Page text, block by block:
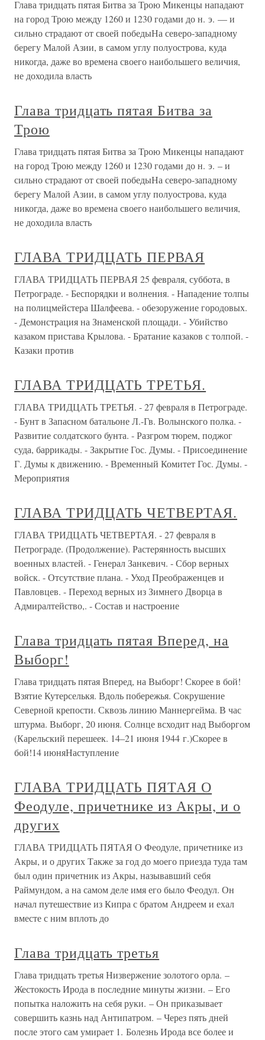
Глава тридцать пятая Битва за Трою Микенцы нападают
на город Трою между 1260 и 1230 годами до н. э. — и
сильно страдают от своей победыНа северо-западному
берегу Малой Азии, в самом углу полуострова, куда
никогда, даже во времена своего наибольшего величия,
не доходила власть
Глава тридцать пятая Битва за
Трою
Глава тридцать пятая Битва за Трою Микенцы нападают
на город Трою между 1260 и 1230 годами до н. э. – и
сильно страдают от своей победыНа северо-западному
берегу Малой Азии, в самом углу полуострова, куда
никогда, даже во времена своего наибольшего величия,
не доходила власть
ГЛАВА ТРИДЦАТЬ ПЕРВАЯ
ГЛАВА ТРИДЦАТЬ ПЕРВАЯ 25 февраля, суббота, в
Петрограде. - Беспорядки и волнения. - Нападение толпы
на полицмейстера Шалфеева. - обезоружение городовых.
- Демонстрация на Знаменской площади. - Убийство
казаком пристава Крылова. - Братание казаков с толпой. -
Казаки против
ГЛАВА ТРИДЦАТЬ ТРЕТЬЯ.
ГЛАВА ТРИДЦАТЬ ТРЕТЬЯ. - 27 февраля в Петрограде.
- Бунт в Запасном батальоне Л.-Гв. Волынского полка. -
Развитие солдатского бунта. - Разгром тюрем, поджог
суда, баррикады. - Закрытие Гос. Думы. - Присоединение
Г. Думы к движению. - Временный Комитет Гос. Думы. -
Мероприятия
ГЛАВА ТРИДЦАТЬ ЧЕТВЕРТАЯ.
ГЛАВА ТРИДЦАТЬ ЧЕТВЕРТАЯ. - 27 февраля в
Петрограде. (Продолжение). Растерянность высших
военных властей. - Генерал Занкевич. - Сбор верных
войск. - Отсутствие плана. - Уход Преображенцев и
Павловцев. - Переход верных из Зимнего Дворца в
Адмиралтейство,. - Состав и настроение
Глава тридцать пятая Вперед, на
Выборг!
Глава тридцать пятая Вперед, на Выборг! Скорее в бой!
Взятие Кутерселькя. Вдоль побережья. Сокрушение
Северной крепости. Сквозь линию Маннергейма. В час
штурма. Выборг, 20 июня. Солнце всходит над Выборгом
(Карельский перешеек. 14–21 июня 1944 г.)Скорее в
бой!14 июняНаступление
ГЛАВА ТРИДЦАТЬ ПЯТАЯ О
Феодуле, причетнике из Акры, и о
других
ГЛАВА ТРИДЦАТЬ ПЯТАЯ О Феодуле, причетнике из
Акры, и о других Также за год до моего приезда туда там
был один причетник из Акры, называвший себя
Раймундом, а на самом деле имя его было Феодул. Он
начал путешествие из Кипра с братом Андреем и ехал
вместе с ним вплоть до
Глава тридцать третья
Глава тридцать третья Низвержение золотого орла. –
Жестокость Ирода в последние минуты жизни. – Его
попытка наложить на себя руки. – Он приказывает
совершить казнь над Антипатром. – Через пять дней
после этого сам умирает 1. Болезнь Ирода все более и